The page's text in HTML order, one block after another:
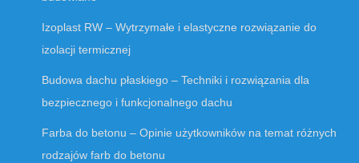
Izoplast RW – Wytrzymałe i elastyczne rozwiązanie do
izolacji termicznej
Budowa dachu płaskiego – Techniki i rozwiązania dla
bezpiecznego i funkcjonalnego dachu
Farba do betonu – Opinie użytkowników na temat różnych
rodzajów farb do betonu